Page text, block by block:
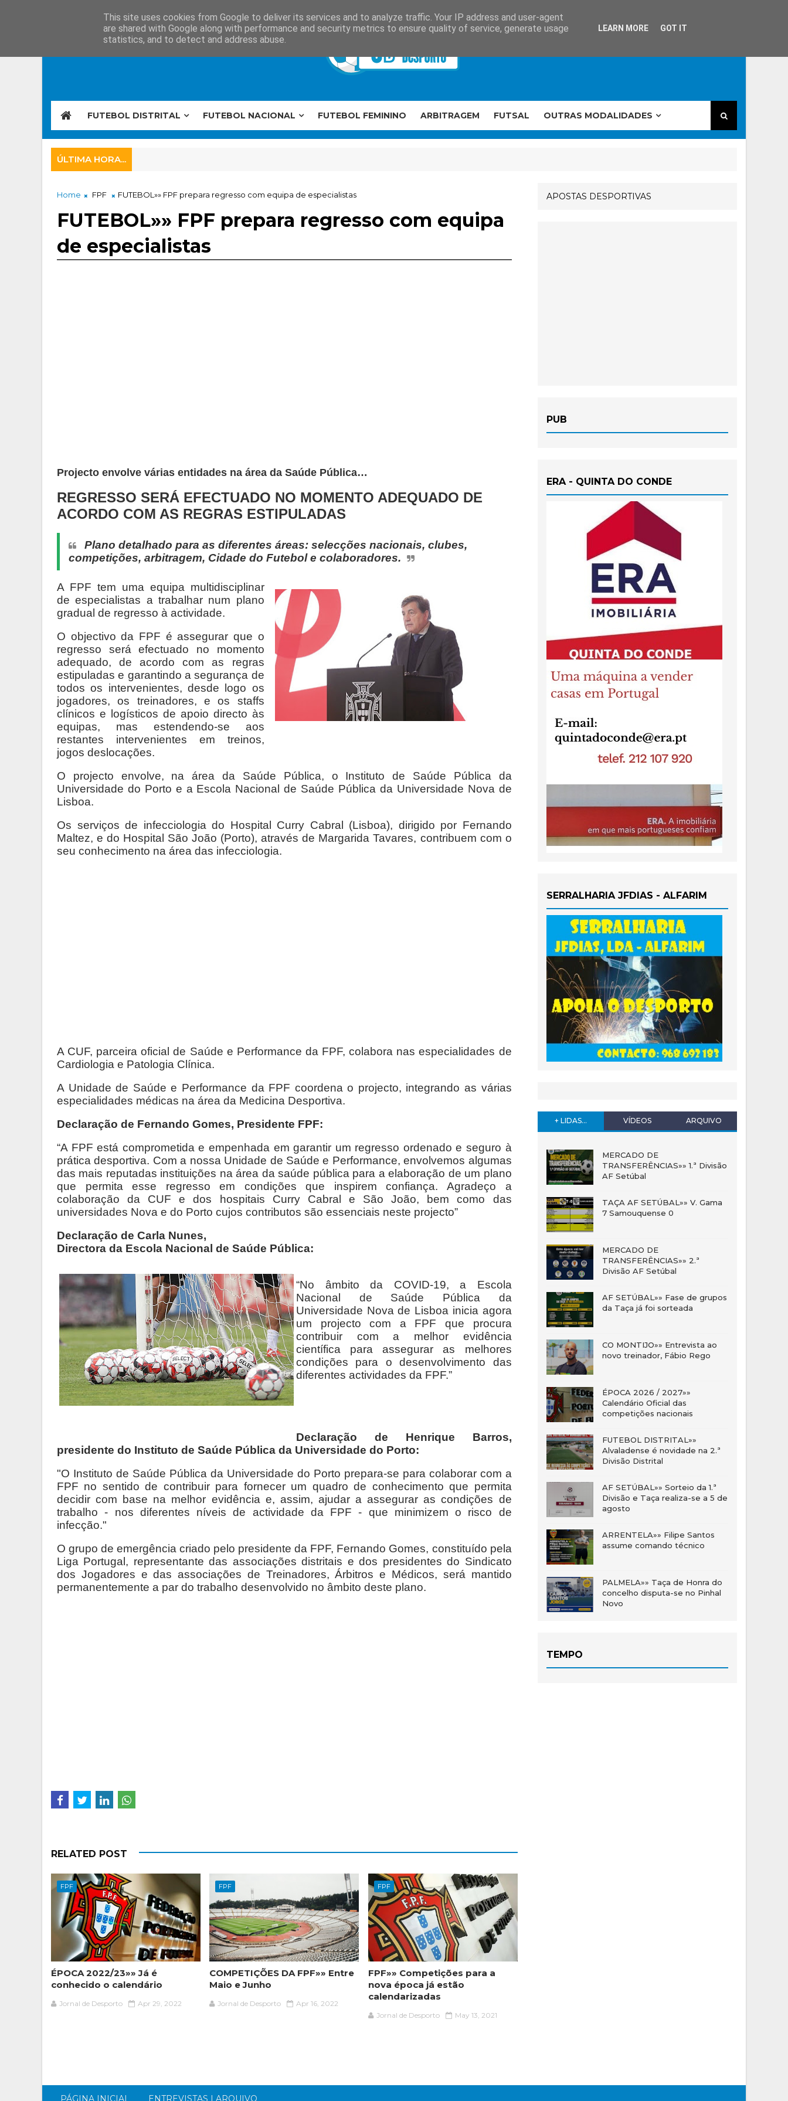
FUTEBOL DISTRITAL FUTEBOL NACIONAL FUTEBOL FEMININO ARBITRAGEM FUTSAL OUTRAS MODALIDADES
ÚLTIMA HORA...
Home FPF FUTEBOL»» FPF prepara regresso com equipa de especialistas
FUTEBOL»» FPF prepara regresso com equipa
de especialistas
Projecto envolve várias entidades na área da Saúde Pública…
REGRESSO SERÁ EFECTUADO NO MOMENTO ADEQUADO DE
ACORDO COM AS REGRAS ESTIPULADAS
Plano detalhado para as diferentes áreas: selecções nacionais, clubes,
competições, arbitragem, Cidade do Futebol e colaboradores.
A FPF tem uma equipa multidisciplinar
de especialistas a trabalhar num plano
gradual de regresso à actividade.
O objectivo da FPF é assegurar que o
regresso será efectuado no momento
adequado, de acordo com as regras
estipuladas e garantindo a segurança de
todos os intervenientes, desde logo os
jogadores, os treinadores, e os staffs
clínicos e logísticos de apoio directo às
equipas, mas estendendo-se aos
restantes intervenientes em treinos,
jogos deslocações.
O projecto envolve, na área da Saúde Pública, o Instituto de Saúde Pública da
Universidade do Porto e a Escola Nacional de Saúde Pública da Universidade Nova de
Lisboa.
Os serviços de infecciologia do Hospital Curry Cabral (Lisboa), dirigido por Fernando
Maltez, e do Hospital São João (Porto), através de Margarida Tavares, contribuem com o
seu conhecimento na área das infecciologia.
A CUF, parceira oficial de Saúde e Performance da FPF, colabora nas especialidades de
Cardiologia e Patologia Clínica.
A Unidade de Saúde e Performance da FPF coordena o projecto, integrando as várias
especialidades médicas na área da Medicina Desportiva.
Declaração de Fernando Gomes, Presidente FPF:
“A FPF está comprometida e empenhada em garantir um regresso ordenado e seguro à
prática desportiva. Com a nossa Unidade de Saúde e Performance, envolvemos algumas
das mais reputadas instituições na área da saúde pública para a elaboração de um plano
que permita esse regresso em condições que inspirem confiança. Agradeço a
colaboração da CUF e dos hospitais Curry Cabral e São João, bem como das
universidades Nova e do Porto cujos contributos são essenciais neste projecto”
Declaração de Carla Nunes,
Directora da Escola Nacional de Saúde Pública:
“No âmbito da COVID-19, a Escola
Nacional de Saúde Pública da
Universidade Nova de Lisboa inicia agora
um projecto com a FPF que procura
contribuir com a melhor evidência
científica para assegurar as melhores
condições para o desenvolvimento das
diferentes actividades da FPF.”
Declaração de Henrique Barros,
presidente do Instituto de Saúde Pública da Universidade do Porto:
"O Instituto de Saúde Pública da Universidade do Porto prepara-se para colaborar com a
FPF no sentido de contribuir para fornecer um quadro de conhecimento que permita
decidir com base na melhor evidência e, assim, ajudar a assegurar as condições de
trabalho - nos diferentes níveis de actividade da FPF - que minimizem o risco de
infecção."
O grupo de emergência criado pelo presidente da FPF, Fernando Gomes, constituído pela
Liga Portugal, representante das associações distritais e dos presidentes do Sindicato
dos Jogadores e das associações de Treinadores, Árbitros e Médicos, será mantido
permanentemente a par do trabalho desenvolvido no âmbito deste plano.
RELATED POST
FPF
ÉPOCA 2022/23»» Já é
conhecido o calendário
Jornal de Desporto Apr 29, 2022
FPF
COMPETIÇÕES DA FPF»» Entre
Maio e Junho
Jornal de Desporto Apr 16, 2022
FPF
FPF»» Competições para a
nova época já estão
calendarizadas
Jornal de Desporto May 13, 2021
APOSTAS DESPORTIVAS
PUB
ERA - QUINTA DO CONDE
SERRALHARIA JFDIAS - ALFARIM
+ LIDAS... VÍDEOS ARQUIVO
MERCADO DE
TRANSFERÊNCIAS»» 1.ª Divisão
AF Setúbal
TAÇA AF SETÚBAL»» V. Gama
7 Samouquense 0
MERCADO DE
TRANSFERÊNCIAS»» 2.ª
Divisão AF Setúbal
AF SETÚBAL»» Fase de grupos
da Taça já foi sorteada
CO MONTIJO»» Entrevista ao
novo treinador, Fábio Rego
ÉPOCA 2026 / 2027»»
Calendário Oficial das
competições nacionais
FUTEBOL DISTRITAL»»
Alvaladense é novidade na 2.ª
Divisão Distrital
AF SETÚBAL»» Sorteio da 1.ª
Divisão e Taça realiza-se a 5 de
agosto
ARRENTELA»» Filipe Santos
assume comando técnico
PALMELA»» Taça de Honra do
concelho disputa-se no Pinhal
Novo
TEMPO
PÁGINA INICIAL ENTREVISTAS | ARQUIVO
This site uses cookies from Google to deliver its services and to analyze traffic. Your IP address and user-agent
are shared with Google along with performance and security metrics to ensure quality of service, generate usage
statistics, and to detect and address abuse.
LEARN MORE GOT IT